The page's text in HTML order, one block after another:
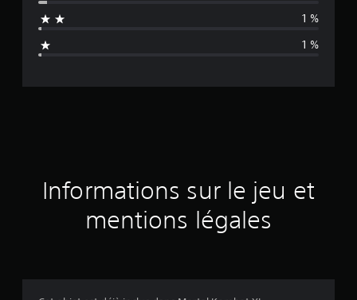
n
n
d
a
s
1 %
1 %
Informations sur le jeu et
mentions légales